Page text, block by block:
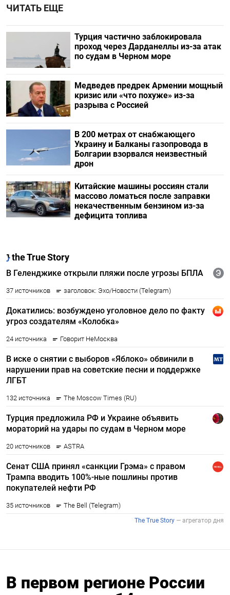
ЧИТАТЬ ЕЩЕ
Турция частично заблокировала
проход через Дарданеллы из-за атак
по судам в Черном море
Медведев предрек Армении мощный
кризис или «что похуже» из-за
разрыва с Россией
В 200 метрах от снабжающего
Украину и Балканы газопровода в
Болгарии взорвался неизвестный
дрон
Китайские машины россиян стали
массово ломаться после заправки
некачественным бензином из-за
дефицита топлива
В первом регионе России